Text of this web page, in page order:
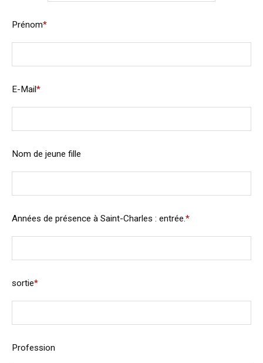
Prénom*
E-Mail*
Nom de jeune fille
Années de présence à Saint-Charles : entrée.*
sortie*
Profession